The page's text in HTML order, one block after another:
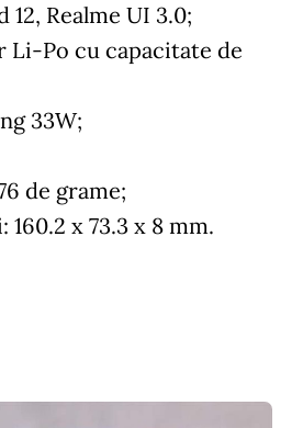
12, Realme UI 3.0;
Li-Po cu capacitate de
33W;
de grame;
160.2 x 73.3 x 8 mm.